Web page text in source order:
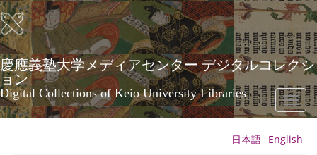
メ
イ
ン
コ
ン
テ
ン
ツ
に
慶應義塾大学メディアセンター デジタルコレクシ
ョン
Digital Collections of Keio University Libraries
Toggle
日本語 English